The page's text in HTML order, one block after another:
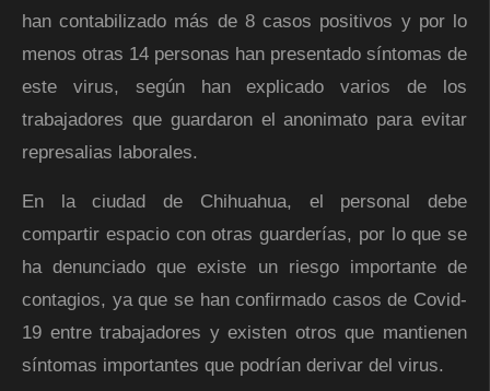
han contabilizado más de 8 casos positivos y por lo
menos otras 14 personas han presentado síntomas de
este virus, según han explicado varios de los
trabajadores que guardaron el anonimato para evitar
represalias laborales.
En la ciudad de Chihuahua, el personal debe
compartir espacio con otras guarderías, por lo que se
ha denunciado que existe un riesgo importante de
contagios, ya que se han confirmado casos de Covid-
19 entre trabajadores y existen otros que mantienen
síntomas importantes que podrían derivar del virus.